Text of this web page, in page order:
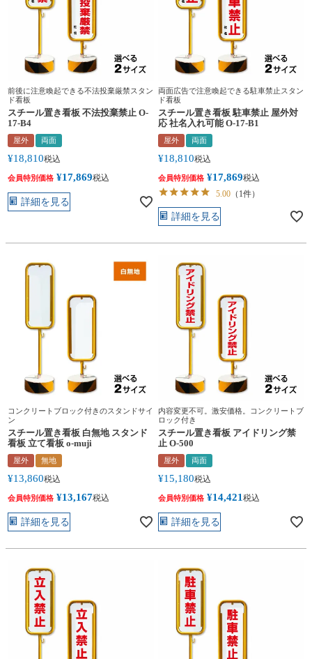
前後に注意喚起できる不法投棄厳禁スタン
ド看板
スチール置き看板 不法投棄禁止 O-
17-B4
屋外 両面
¥18,810税込
会員特別価格 ¥17,869税込
詳細を見る
両面広告で注意喚起できる駐車禁止スタン
ド看板
スチール置き看板 駐車禁止 屋外対
応 社名入れ可能 O-17-B1
屋外 両面
¥18,810税込
会員特別価格 ¥17,869税込
5.00 （1件）
詳細を見る
コンクリートブロック付きのスタンドサイ
ン
スチール置き看板 白無地 スタンド
看板 立て看板 o-muji
屋外 無地
¥13,860税込
会員特別価格 ¥13,167税込
詳細を見る
内容変更不可。激安価格。コンクリートブ
ロック付き
スチール置き看板 アイドリング禁
止 O-500
屋外 両面
¥15,180税込
会員特別価格 ¥14,421 税込
詳細を見る